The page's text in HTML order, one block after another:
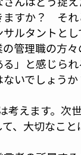
すか？ それ
ルタントとし
の管理職の方
」と感じら
いでしょうか
考えます。次
、大切なこ